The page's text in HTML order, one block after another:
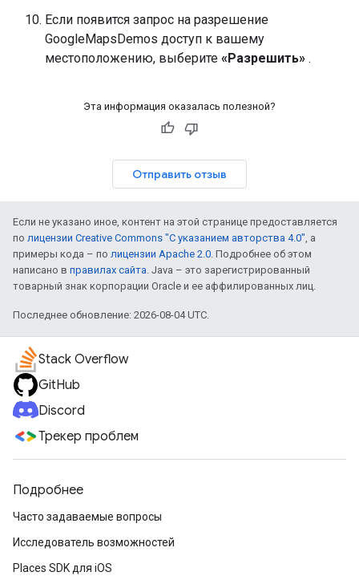
Если появится запрос на разрешение
GoogleMapsDemos доступ к вашему
местоположению, выберите «Разрешить» .
Эта информация оказалась полезной?
Отправить отзыв
Если не указано иное, контент на этой странице предоставляется
по лицензии Creative Commons "С указанием авторства 4.0", а
примеры кода – по лицензии Apache 2.0. Подробнее об этом
написано в правилах сайта. Java – это зарегистрированный
товарный знак корпорации Oracle и ее аффилированных лиц.
Последнее обновление: 2026-08-04 UTC.
Stack Overflow
GitHub
Discord
Трекер проблем
Подробнее
Часто задаваемые вопросы
Исследователь возможностей
Places SDK для iOS